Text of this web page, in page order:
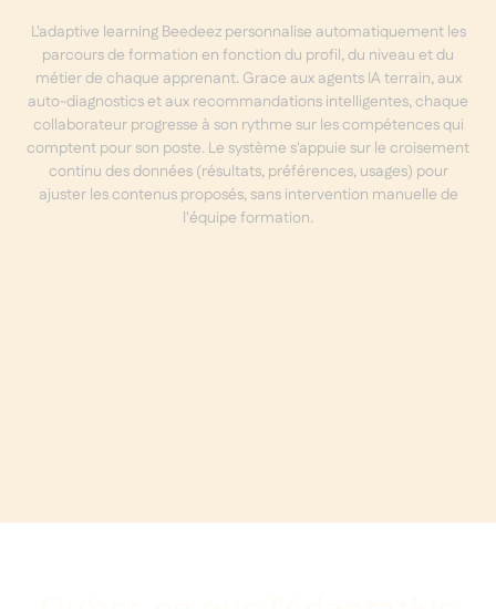
L'adaptive learning Beedeez personnalise automatiquement les
parcours de formation en fonction du profil, du niveau et du
métier de chaque apprenant. Grace aux agents IA terrain, aux
auto-diagnostics et aux recommandations intelligentes, chaque
collaborateur progresse à son rythme sur les compétences qui
comptent pour son poste. Le système s'appuie sur le croisement
continu des données (résultats, préférences, usages) pour
ajuster les contenus proposés, sans intervention manuelle de
l'équipe formation.